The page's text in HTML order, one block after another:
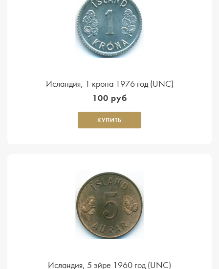
Исландия, 1 крона 1976 год (UNC)
100 руб
КУПИТЬ
Исландия, 5 эйре 1960 год (UNC)